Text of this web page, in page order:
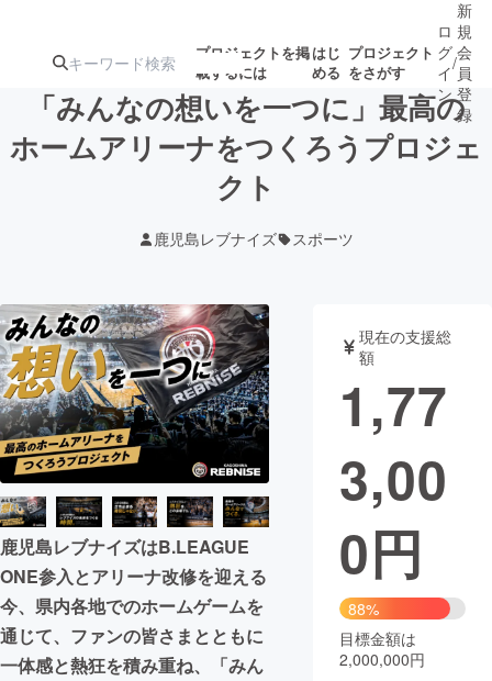
プロジェクトを掲
載するには
はじ
める
プロジェクト
をさがす
注目の新着プロ募集終了が近いプ
テクノロジー・ガジェット
映像・映画 書籍・雑誌
ビジネス・起業 チャレンジ
まちづくり・地域活性化
CAMPFIRE for Social Good
CAMPFIRE Creation
CAMPFIREふるさと納税machi-ya コミュニティ
ロ
グ
イ
ン
/
新
規
会
員
登
録
「みんなの想いを一つに」最高の
ホームアリーナをつくろうプロジェ
クト
鹿児島レブナイズ スポーツ
鹿児島レブナイズはB.LEAGUE
ONE参入とアリーナ改修を迎える
今、県内各地でのホームゲームを
通じて、ファンの皆さまとともに
一体感と熱狂を積み重ね、「みん
現在の支援総
額
1,77
3,00
0円
88%
目標金額は
2,000,000円